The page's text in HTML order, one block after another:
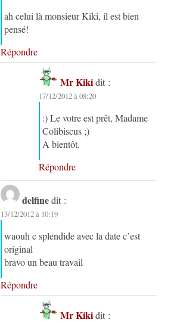
ah celui là monsieur Kiki, il est bien
pensé!
Répondre
Mr Kiki dit :
17/12/2012 à 08:20
:) Le votre est prêt, Madame
Colibiscus ;)
A bientôt.
Répondre
delfine dit :
13/12/2012 à 10:19
waouh c splendide avec la date c’est
original
bravo un beau travail
Répondre
Mr Kiki dit :